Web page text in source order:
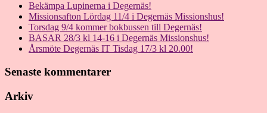
Bekämpa Lupinerna i Degernäs!
Missionsafton Lördag 11/4 i Degernäs Missionshus!
Torsdag 9/4 kommer bokbussen till Degernäs!
BASAR 28/3 kl 14-16 i Degernäs Missionshus!
Årsmöte Degernäs IT Tisdag 17/3 kl 20.00!
Senaste kommentarer
Arkiv